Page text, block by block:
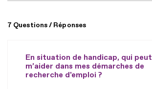
7 Questions / Réponses
En situation de handicap, qui peut
m’aider dans mes démarches de
recherche d'emploi ?